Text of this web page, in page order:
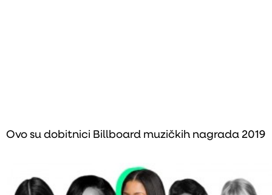
Ovo su dobitnici Billboard muzičkih nagrada 2019